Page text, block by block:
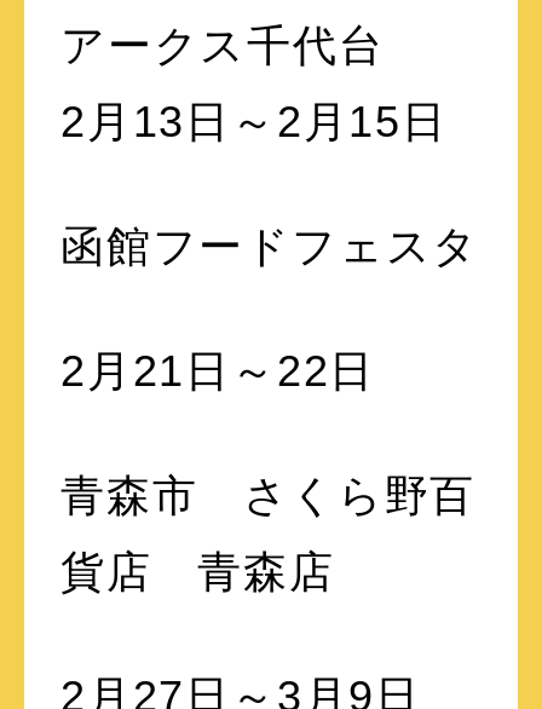
アークス千代台
2月13日～2月15日
函館フードフェスタ
2月21日～22日
青森市 さくら野百
貨店 青森店
2月27日～3月9日